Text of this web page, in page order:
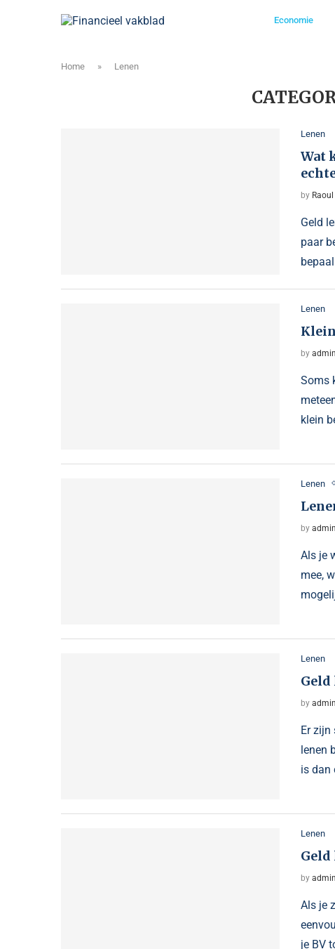
Economie
Home » Lenen
Lenen
Wat
by Raoul
Geld
paar
Lenen
by admin
Soms
klein
Lenen
by admin
Als je
mee,
Lenen
by admin
Er zijn
lenen
is dan
Lenen
Geld
by admin
Als je
je BV